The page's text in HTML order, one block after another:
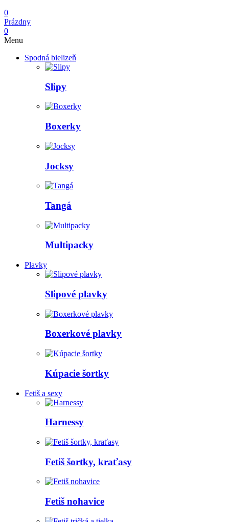
0
Prázdny
0
Menu
Spodná bielizeň
Slipy
Boxerky
Jocksy
Tangá
Multipacky
Plavky
Slipové plavky
Boxerkové plavky
Kúpacie šortky
Fetiš a sexy
Harnessy
Fetiš šortky, kraťasy
Fetiš nohavice